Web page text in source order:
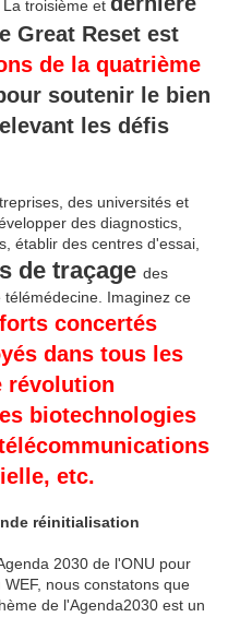
troisième et
Great Reset est
de la quatrième
soutenir le bien
les défis
des universités et
des diagnostics,
établir des centres d'essai,
de traçage des
Imaginez ce
concertés
dans tous les
révolution
biotechnologies
etc.
réinitialisation
2030 de l'ONU pour
nous constatons que
de l'Agenda2030 est un